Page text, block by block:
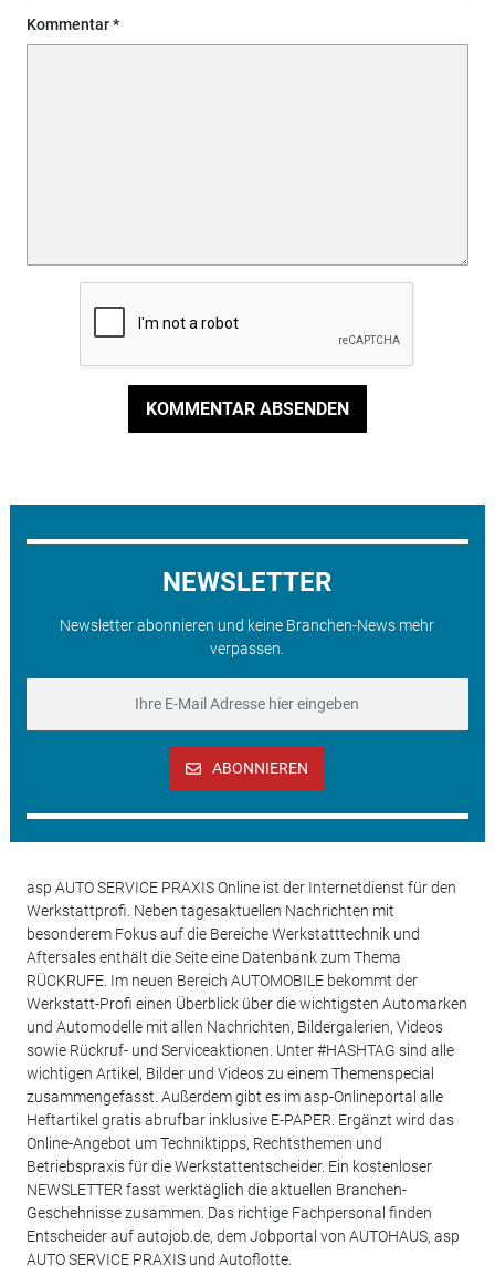
Kommentar
KOMMENTAR ABSENDEN
NEWSLETTER
Newsletter abonnieren und keine Branchen-News mehr
verpassen.
ABONNIEREN
asp AUTO SERVICE PRAXIS Online ist der Internetdienst für den
Werkstattprofi. Neben tagesaktuellen Nachrichten mit
besonderem Fokus auf die Bereiche Werkstatttechnik und
Aftersales enthält die Seite eine Datenbank zum Thema
RÜCKRUFE. Im neuen Bereich AUTOMOBILE bekommt der
Werkstatt-Profi einen Überblick über die wichtigsten Automarken
und Automodelle mit allen Nachrichten, Bildergalerien, Videos
sowie Rückruf- und Serviceaktionen. Unter #HASHTAG sind alle
wichtigen Artikel, Bilder und Videos zu einem Themenspecial
zusammengefasst. Außerdem gibt es im asp-Onlineportal alle
Heftartikel gratis abrufbar inklusive E-PAPER. Ergänzt wird das
Online-Angebot um Techniktipps, Rechtsthemen und
Betriebspraxis für die Werkstattentscheider. Ein kostenloser
NEWSLETTER fasst werktäglich die aktuellen Branchen-
Geschehnisse zusammen. Das richtige Fachpersonal finden
Entscheider auf autojob.de, dem Jobportal von AUTOHAUS, asp
AUTO SERVICE PRAXIS und Autoflotte.